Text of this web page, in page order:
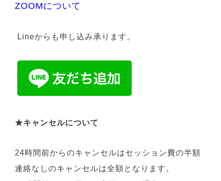
ZOOMについて
Lineからも申し込み承ります。
★キャンセルについて
24時間前からのキャンセルはセッション費の半額
連絡なしのキャンセルは全額となります。